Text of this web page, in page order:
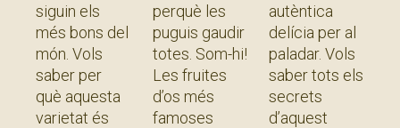
siguin els
més bons del
món. Vols
saber per
què aquesta
varietat és
perquè les
puguis gaudir
totes. Som-hi!
Les fruites
d’os més
famoses
autèntica
delícia per al
paladar. Vols
saber tots els
secrets
d’aquest